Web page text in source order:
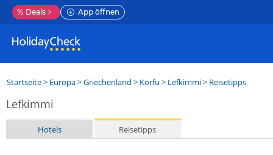
% Deals App öffnen
Startseite> Europa>Griechenland > Korfu > Lefkimmi> Reisetipps
Lefkimmi
Hotels Reisetipps